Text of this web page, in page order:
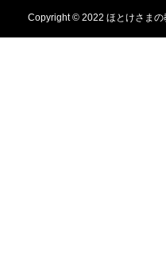
Copyright © 2022 ほとけさまの